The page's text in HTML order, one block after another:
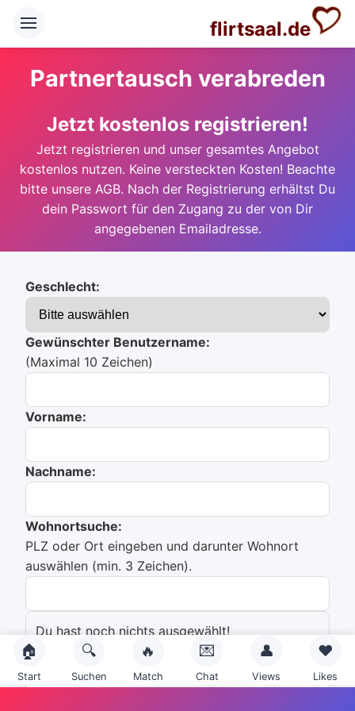
flirtsaal.de
Partnertausch verabreden
Jetzt kostenlos registrieren!
Jetzt registrieren und unser gesamtes Angebot
kostenlos nutzen. Keine versteckten Kosten! Beachte
bitte unsere AGB. Nach der Registrierung erhältst Du
dein Passwort für den Zugang zu der von Dir
angegebenen Emailadresse.
Geschlecht:
Gewünschter Benutzername:
(Maximal 10 Zeichen)
Vorname:
Nachname:
Wohnortsuche:
PLZ oder Ort eingeben und darunter Wohnort
auswählen (min. 3 Zeichen).
Du hast noch nichts ausgewählt!
Emailadresse:
🏠
Start
🔍
Suchen
🔥
Match
💌
Chat
👤
Views
❤️
Likes